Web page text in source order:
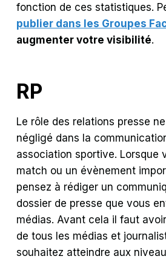
fonction de ces statistiques.
publier dans les Groupes
augmenter votre visibilité.
RP
Le rôle des relations presse
négligé dans la
association sportive. Lorsque
match ou un évènement
pensez à rédiger un
dossier de presse que vous
médias. Avant cela il faut
de tous les médias et
souhaitez atteindre aux